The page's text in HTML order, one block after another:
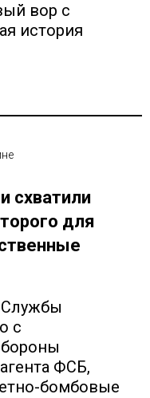
вор с
история
схватили
для
Службы
с
ФСБ,
бомбовые